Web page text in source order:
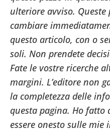
ulteriore avviso. Queste
cambiare
questo articolo, con o
soli. Non prendete
Fate le vostre ricerche
margini. L’editore non
la completezza delle
questa pagina. Ho fatto
essere onesto sulle